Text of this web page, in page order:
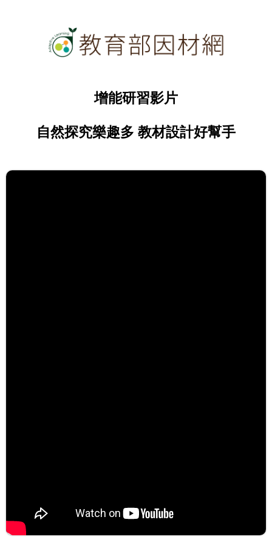
增能研習影片
自然探究樂趣多 教材設計好幫手